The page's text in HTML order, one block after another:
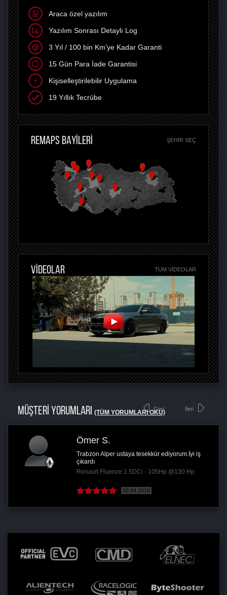
Araca özel yazılım
Yazılım Sonrası Detaylı Log
3 Yıl / 100 bin Km'ye Kadar Garanti
15 Gün Para İade Garantisi
Kişiselleştirilebilir Uygulama
19 Yıllık Tecrübe
REMAPS BAYİLERİ ŞEHIR SEÇ
VİDEOLAR TÜM VIDEOLAR
MÜŞTERİ YORUMLARI (TÜM YORUMLARI OKU)
Geri
Ömer S.
Trabzon Alper ustaya tesekkür ediyorum.İyi iş
çıkardı
Renault Fluence 1.5DCi - 105Hp @130 Hp
03.04.2018
İleri